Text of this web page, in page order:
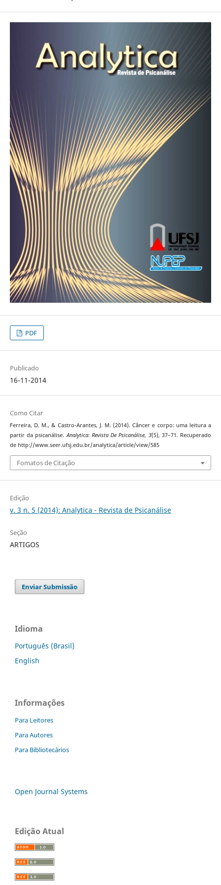
PDF
Publicado
16-11-2014
Como Citar
Ferreira, D. M., & Castro-Arantes, J. M. (2014). Câncer e corpo: uma leitura a
partir da psicanálise.Analytica: Revista De Psicanálise, 3(5), 37–71. Recuperado
de http://www.seer.ufsj.edu.br/analytica/article/view/585
Fomatos de Citação
Edição
v. 3 n. 5 (2014): Analytica - Revista de Psicanálise
Seção
ARTIGOS
Enviar Submissão
Idioma
Português (Brasil)
English
Informações
Para Leitores
Para Autores
Para Bibliotecários
Open Journal Systems
Edição Atual